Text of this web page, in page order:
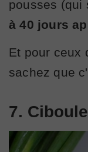
pousses (qui
à 40 jours
Et pour ceux
sachez que
7. Ciboule